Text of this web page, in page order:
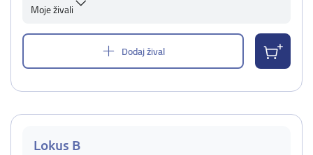
Moje živali
Dodaj žival
Lokus B